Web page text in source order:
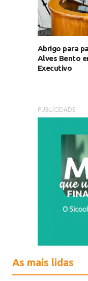
Abrigo para
Alves Bento
Executivo
PUBLICIDADE
As mais lidas